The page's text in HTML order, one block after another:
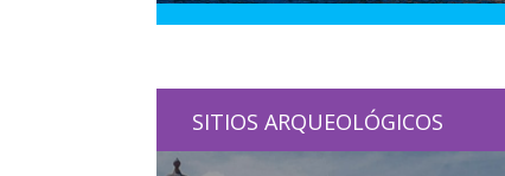
SITIOS ARQUEOLÓGICOS